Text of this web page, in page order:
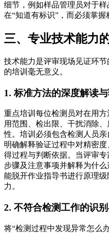
细节，例如样品管理员对于
在“知道有标识”，而必须掌握
三、专业技术能力
技术能力是评审现场见证环
的培训毫无意义。
1. 标准方法的深度解读
重点培训每位检测员对在用
用范围、检出限、干扰消除
性。培训必须包含检测人员
明确解释验证过程中对精密
得过程与判断依据。当评审
步骤及注意事项并解释为什
能脱开作业指导书进行原理
力。
2. 不符合检测工作的识
将“检测过程中发现异常怎么